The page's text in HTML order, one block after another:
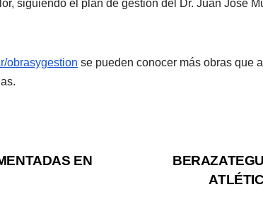
siguiendo el plan de gestión del Dr. Juan José
obrasygestion se pueden conocer más obras que
EN